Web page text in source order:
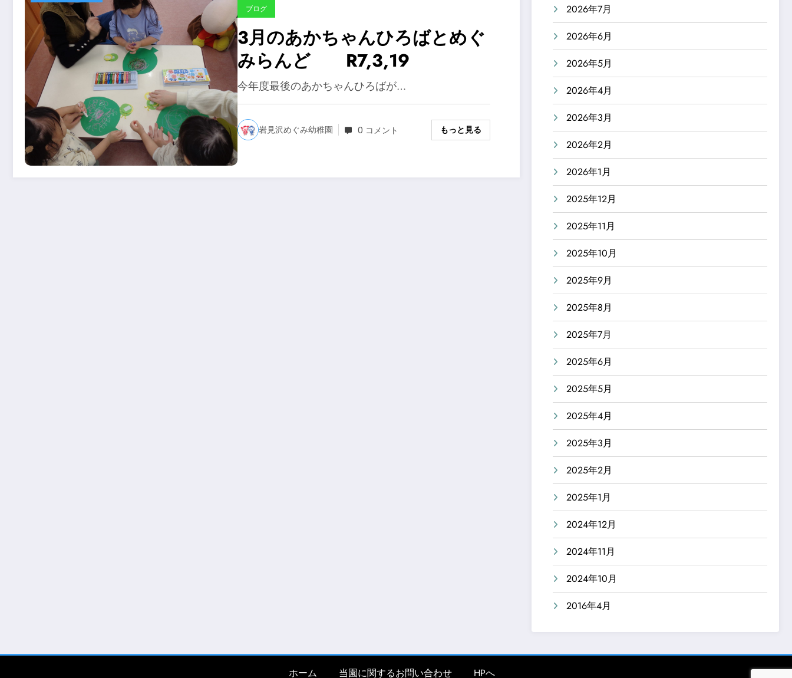
ブログ
3月のあかちゃんひろばとめぐ
みらんど R7,3,19
今年度最後のあかちゃんひろばが…
岩見沢めぐみ幼稚園 0 コメント もっと見る
2026年7月
2026年6月
2026年5月
2026年4月
2026年3月
2026年2月
2026年1月
2025年12月
2025年11月
2025年10月
2025年9月
2025年8月
2025年7月
2025年6月
2025年5月
2025年4月
2025年3月
2025年2月
2025年1月
2024年12月
2024年11月
2024年10月
2016年4月
ホーム 当園に関するお問い合わせ HPへ